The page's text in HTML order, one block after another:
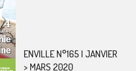
ENVILLE N°165 | JANVIER
> MARS 2020